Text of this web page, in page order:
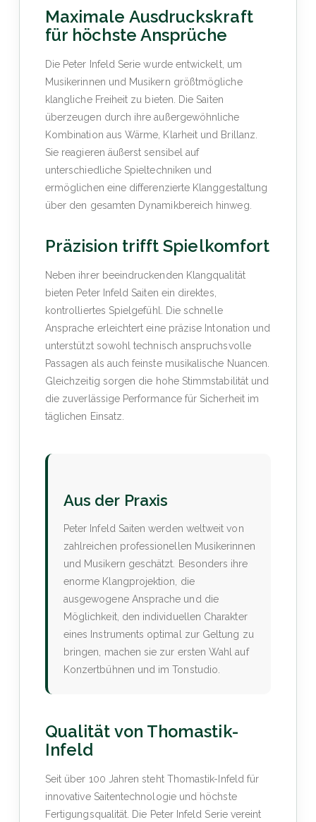
Maximale Ausdruckskraft
für höchste Ansprüche
Die Peter Infeld Serie wurde entwickelt, um
Musikerinnen und Musikern größtmögliche
klangliche Freiheit zu bieten. Die Saiten
überzeugen durch ihre außergewöhnliche
Kombination aus Wärme, Klarheit und Brillanz.
Sie reagieren äußerst sensibel auf
unterschiedliche Spieltechniken und
ermöglichen eine differenzierte Klanggestaltung
über den gesamten Dynamikbereich hinweg.
Präzision trifft Spielkomfort
Neben ihrer beeindruckenden Klangqualität
bieten Peter Infeld Saiten ein direktes,
kontrolliertes Spielgefühl. Die schnelle
Ansprache erleichtert eine präzise Intonation und
unterstützt sowohl technisch anspruchsvolle
Passagen als auch feinste musikalische Nuancen.
Gleichzeitig sorgen die hohe Stimmstabilität und
die zuverlässige Performance für Sicherheit im
täglichen Einsatz.
Aus der Praxis
Peter Infeld Saiten werden weltweit von
zahlreichen professionellen Musikerinnen
und Musikern geschätzt. Besonders ihre
enorme Klangprojektion, die
ausgewogene Ansprache und die
Möglichkeit, den individuellen Charakter
eines Instruments optimal zur Geltung zu
bringen, machen sie zur ersten Wahl auf
Konzertbühnen und im Tonstudio.
Qualität von Thomastik-
Infeld
Seit über 100 Jahren steht Thomastik-Infeld für
innovative Saitentechnologie und höchste
Fertigungsqualität. Die Peter Infeld Serie vereint